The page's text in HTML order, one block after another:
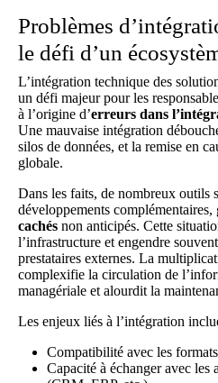
Problèmes
le défi d’un
L’intégration technique des
un défi majeur pour les
à l’origine d’erreurs dans
Une mauvaise intégration
silos de données, et la remise en
globale.
Dans les faits, de nombreux outils
développements complémentaires,
cachés non anticipés. Cette
l’infrastructure et engendre
prestataires externes. La
complexifie la circulation de
managériale et alourdit la
Les enjeux liés à l’intégration
Compatibilité avec les
Capacité à échanger avec les